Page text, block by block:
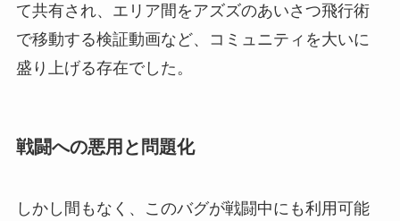
て共有され、エリア間をアズズのあいさつ飛行術
で移動する検証動画など、コミュニティを大いに
盛り上げる存在でした。
戦闘への悪用と問題化
しかし間もなく、このバグが戦闘中にも利用可能